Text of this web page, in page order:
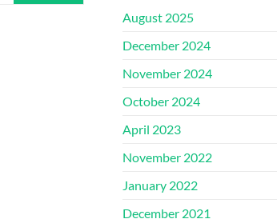
August 2025
December 2024
November 2024
October 2024
April 2023
November 2022
January 2022
December 2021